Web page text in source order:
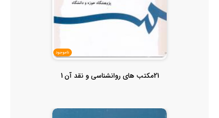
ناموجود
21مکتب های روانشناسی و نقد آن 1